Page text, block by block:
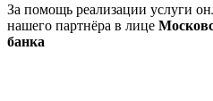
За помощь реализации услуги
нашего партнёра в лице
банка